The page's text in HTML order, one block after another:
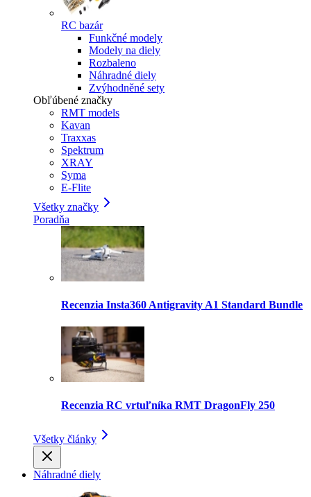
RC bazár
Funkčné modely
Modely na diely
Rozbaleno
Náhradné diely
Zvýhodněné sety
Obľúbené značky
RMT models
Kavan
Traxxas
Spektrum
XRAY
Syma
E-Flite
Všetky značky
Poradňa
Recenzia Insta360 Antigravity A1 Standard Bundle
Recenzia RC vrtuľníka RMT DragonFly 250
Všetky články
Náhradné diely